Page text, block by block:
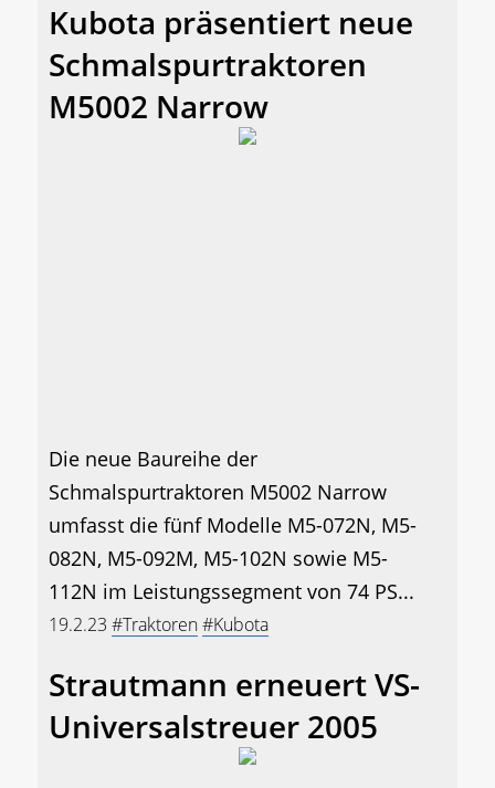
Kubota präsentiert neue
Schmalspurtraktoren
M5002 Narrow
Die neue Baureihe der
Schmalspurtraktoren M5002 Narrow
umfasst die fünf Modelle M5-072N, M5-
082N, M5-092M, M5-102N sowie M5-
112N im Leistungssegment von 74 PS...
19.2.23 #Traktoren#Kubota
Strautmann erneuert VS-
Universalstreuer 2005